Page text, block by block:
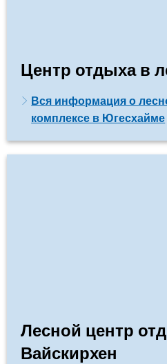
Центр отдыха в
Вся информация о
комплексе в Югесхайме
Лесной центр
Вайскирхен